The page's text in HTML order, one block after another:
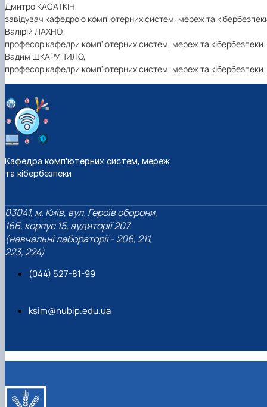
Дмитро КАСАТКІН,
завідувач кафедрою комп'ютерних систем, мереж та
Валірій ЛАХНО,
професор кафедри комп'ютерних систем, мереж та кібербезпеки
Вадим ШКАРУПИЛО,
професор кафедри комп'ютерних систем, мереж та кібербезпеки
Кафедра комп'ютерних систем, мереж
та кібербезпеки
03041, м. Київ, вул. Героїв оборони,
16Б, корпус 15, аудиторії 207
(навчальні лабораторії - 206, 211,
223, 224)
(044) 527-81-99
ksim@nubip.edu.ua